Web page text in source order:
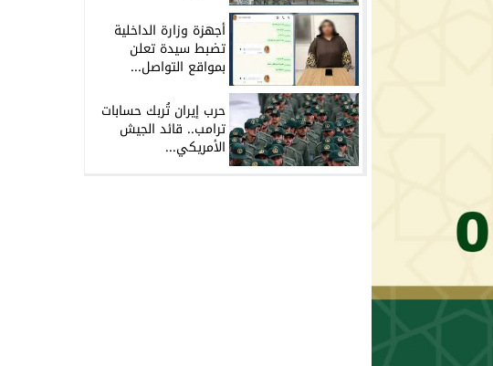
أجهزة وزارة الداخلية
تضبط سيدة تعلن
بمواقع التواصل...
حرب إيران تُربك حسابات
ترامب.. قائد الجيش
الأمريكي...